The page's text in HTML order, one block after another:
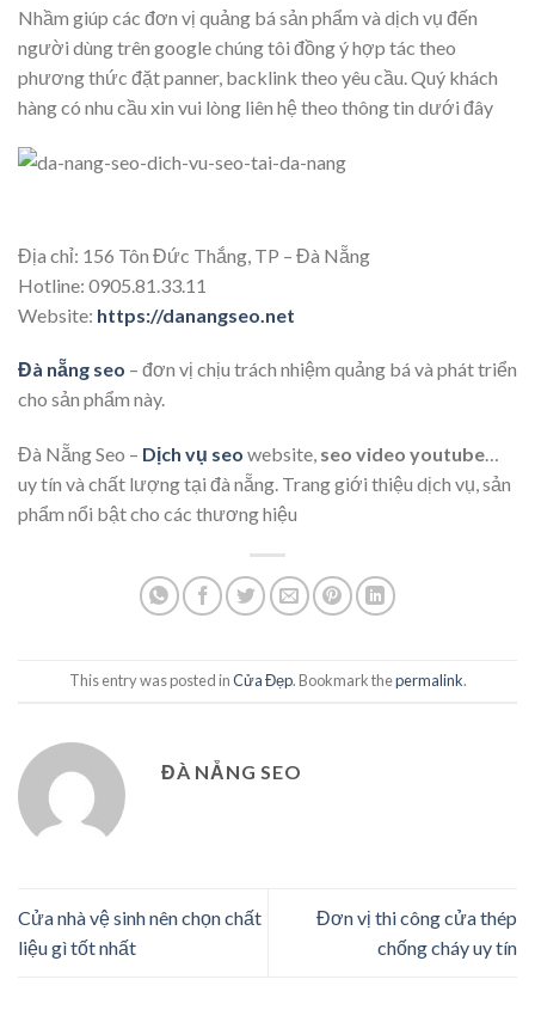
Nhầm giúp các đơn vị quảng bá sản phẩm và dịch vụ đến
người dùng trên google chúng tôi đồng ý hợp tác theo
phương thức đặt panner, backlink theo yêu cầu. Quý khách
hàng có nhu cầu xin vui lòng liên hệ theo thông tin dưới đây
Địa chỉ: 156 Tôn Đức Thắng, TP – Đà Nẵng
Hotline: 0905.81.33.11
Website: https://danangseo.net
Đà nẵng seo – đơn vị chịu trách nhiệm quảng bá và phát triển
cho sản phẩm này.
Đà Nẵng Seo – Dịch vụ seo website, seo video youtube…
uy tín và chất lượng tại đà nẵng. Trang giới thiệu dịch vụ, sản
phẩm nổi bật cho các thương hiệu
This entry was posted inCửa Đẹp. Bookmark thepermalink.
ĐÀ NẴNG SEO
Cửa nhà vệ sinh nên chọn chất
liệu gì tốt nhất
Đơn vị thi công cửa thép
chống cháy uy tín